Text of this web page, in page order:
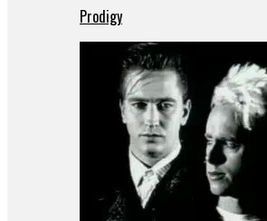
Prodigy